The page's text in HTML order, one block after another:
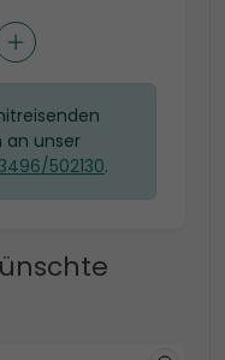
an unser
502130.